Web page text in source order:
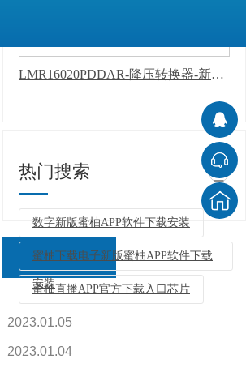
LMR16020PDDAR-降压转换器-新版蜜柚APP软件下载安装
热门搜索 +
数字新版蜜柚APP软件下载安装
蜜柚下载电子新版蜜柚APP软件下载
安装
蜜柚直播APP官方下载入口芯片
返回列表
2023.01.05
2023.01.04